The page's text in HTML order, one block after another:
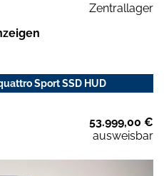
Zentrallager
Sport SSD HUD
53.999,00 €
ausweisbar